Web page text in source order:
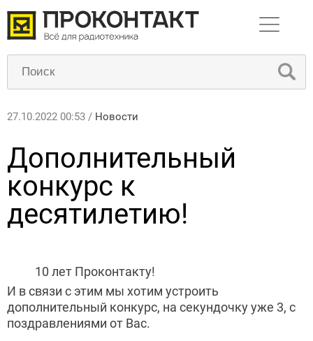
27.10.2022 00:53 / Новости
Дополнительный
конкурс к
десятилетию!
10 лет Проконтакту!
И в связи с этим мы хотим устроить
дополнительный конкурс, на секундочку уже 3, с
поздравлениями от Вас.